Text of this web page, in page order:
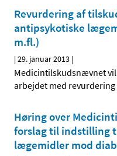
Revurdering af
antipsykotiske
m.fl.)
|29. januar 2013 |
Medicintilskudsnævnet
arbejdet med
Høring over
forslag til indstilling
lægemidler mod